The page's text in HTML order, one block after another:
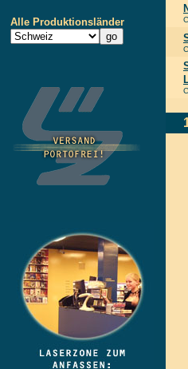
Alle Produktionsländer